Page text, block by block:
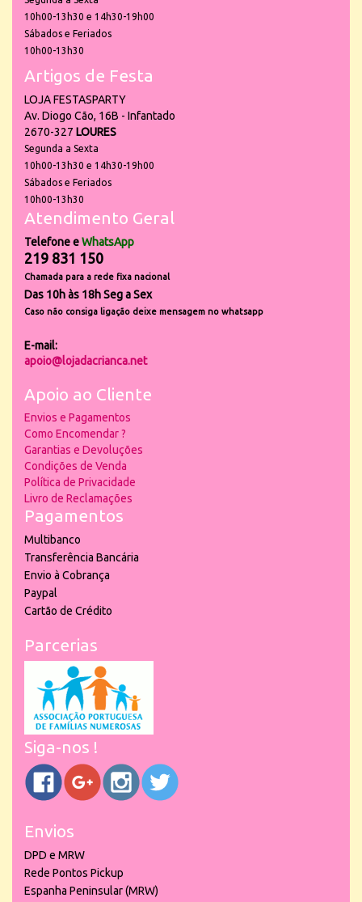
10h00-13h30 e 14h30-19h00
Sábados e Feriados
10h00-13h30
Artigos de Festa
LOJA FESTASPARTY
Av. Diogo Cão, 16B - Infantado
2670-327 LOURES
Segunda a Sexta
10h00-13h30 e 14h30-19h00
Sábados e Feriados
10h00-13h30
Atendimento Geral
Telefone eWhatsApp
219 831 150
Chamada para a rede fixa nacional
Das 10h às 18h Seg a Sex
Caso não consiga ligação deixe mensagem no whatsapp
E-mail:
apoio@lojadacrianca.net
Apoio ao Cliente
Envios e Pagamentos
Como Encomendar ?
Garantias e Devoluções
Condições de Venda
Política de Privacidade
Livro de Reclamações
Pagamentos
Multibanco
Transferência Bancária
Envio à Cobrança
Paypal
Cartão de Crédito
Parcerias
Siga-nos !
Envios
DPD e MRW
Rede Pontos Pickup
Espanha Peninsular (MRW)